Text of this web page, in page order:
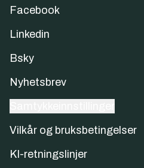
Facebook
Linkedin
Bsky
Nyhetsbrev
Vilkår og bruksbetingelser
KI-retningslinjer